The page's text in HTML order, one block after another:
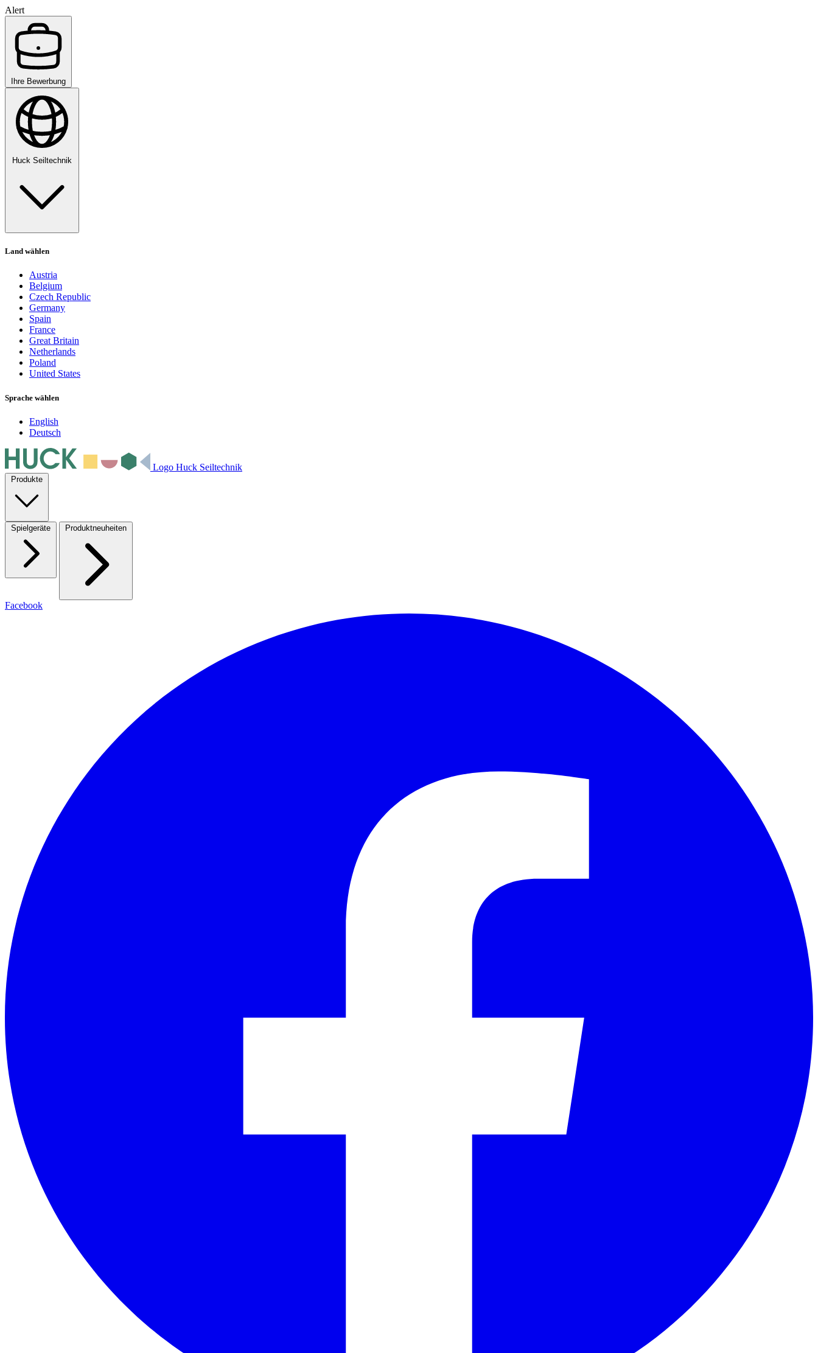
Alert
Ihre Bewerbung
Huck Seiltechnik
Land wählen
Austria
Belgium
Czech Republic
Germany
Spain
France
Great Britain
Netherlands
Poland
United States
Sprache wählen
English
Deutsch
Logo Huck Seiltechnik
Produkte
Spielgeräte Produktneuheiten
Facebook